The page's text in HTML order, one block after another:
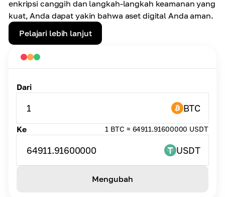
enkripsi canggih dan langkah-langkah keamanan yang
kuat, Anda dapat yakin bahwa aset digital Anda aman.
Pelajari lebih lanjut
Dari
1 BTC
Ke 1 BTC ≈ 64911.91600000 USDT
64911.91600000 USDT
Mengubah